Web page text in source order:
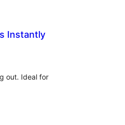
Instantly
out. Ideal for